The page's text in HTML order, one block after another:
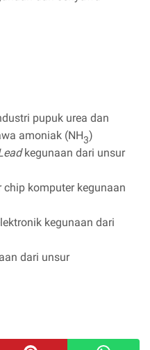
pupuk urea dan
amoniak (NH3)
kegunaan dari unsur
komputer kegunaan
kegunaan dari
dari unsur